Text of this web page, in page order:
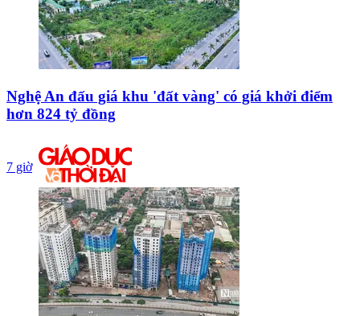
Nghệ An đấu giá khu 'đất vàng' có giá khởi điểm
hơn 824 tỷ đồng
7 giờ